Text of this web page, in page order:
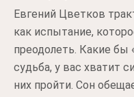
Евгений Цветков
как испытание,
преодолеть. Какие бы
судьба, у вас хватит
них пройти. Сон